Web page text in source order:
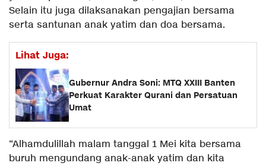
Selain itu juga dilaksanakan pengajian bersama
serta santunan anak yatim dan doa bersama.
Lihat Juga:
Gubernur Andra Soni: MTQ XXIII Banten
Perkuat Karakter Qurani dan Persatuan
Umat
“Alhamdulillah malam tanggal 1 Mei kita bersama
buruh mengundang anak-anak yatim dan kita